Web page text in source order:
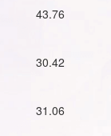
43.76
30.42
31.06